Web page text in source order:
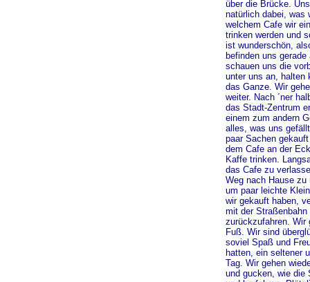
über die Brücke.
natürlich dabei, was
welchem Cafe wir
trinken werden und
ist wunderschön,
befinden uns
schauen uns die
unter uns an, halten
das Ganze. Wir
weiter. Nach ´ner
das Stadt-Zentrum
einem zum andern
alles, was uns
paar Sachen
dem Cafe an der
Kaffe trinken.
das Cafe zu
Weg nach Hause
um paar leichte
wir gekauft haben,
mit der Straßenbahn
zurückzufahren. Wir
Fuß. Wir sind
soviel Spaß und
hatten, ein seltener
Tag. Wir gehen
und gucken, wie die